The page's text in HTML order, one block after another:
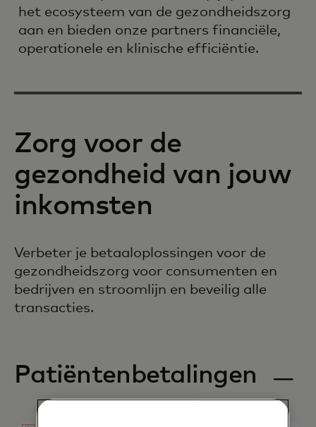
het ecosysteem van de gezondheidszorg
aan en bieden onze partners financiële,
operationele en klinische efficiëntie.
Zorg voor de
gezondheid van jouw
inkomsten
Verbeter je betaaloplossingen voor de
gezondheidszorg voor consumenten en
bedrijven en stroomlijn en beveilig alle
transacties.
Patiëntenbetalingen